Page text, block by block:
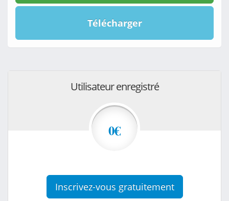
Télécharger
Utilisateur enregistré
0€
Inscrivez-vous gratuitement